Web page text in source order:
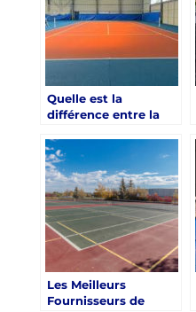
Quelle est la
différence entre la
court de tennis
résidentiel et
commercial à Nice ?
Les Meilleurs
Fournisseurs de